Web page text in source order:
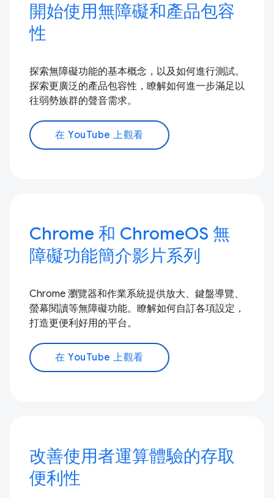
開始使用無障礙和產品包容
性
探索無障礙功能的基本概念，以及如何進行測試。
探索更廣泛的產品包容性，瞭解如何進一步滿足以
往弱勢族群的聲音需求。
在 YouTube 上觀看
Chrome 和 ChromeOS 無
障礙功能簡介影片系列
Chrome 瀏覽器和作業系統提供放大、鍵盤導覽、
螢幕閱讀等無障礙功能。瞭解如何自訂各項設定，
打造更便利好用的平台。
在 YouTube 上觀看
改善使用者運算體驗的存取
便利性